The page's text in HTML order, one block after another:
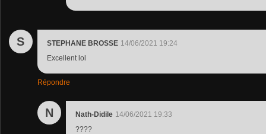
S STEPHANE BROSSE 14/06/2021 19:24
Excellent lol
Répondre
N Nath-Didile 14/06/2021 19:33
????